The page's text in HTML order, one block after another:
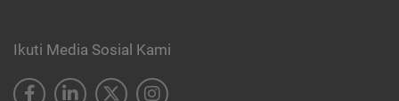
Ikuti Media Sosial Kami